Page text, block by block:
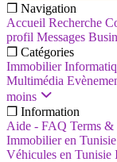
❐ Navigation
Accueil Recherche
profil Messages
❐ Catégories
Immobilier
Multimédia
moins
❐ Information
Aide - FAQ Terms &
Immobilier en Tunisie
Véhicules en Tunisie